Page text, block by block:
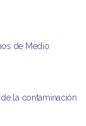
de Medio
de la contaminación